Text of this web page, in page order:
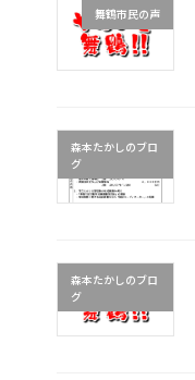
舞鶴市民の声
森本たかしのブロ
グ
森本たかしのブロ
グ